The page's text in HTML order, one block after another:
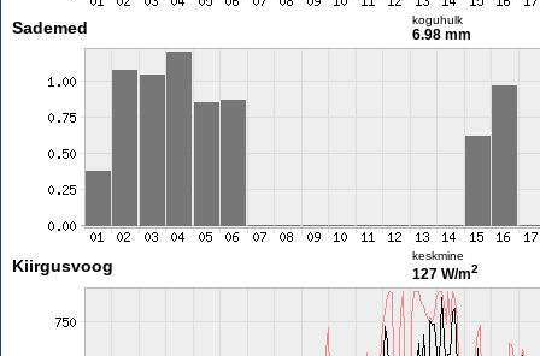
Sademed koguhulk
6.98 mm
Kiirgusvoog
keskmine
127 W/m2